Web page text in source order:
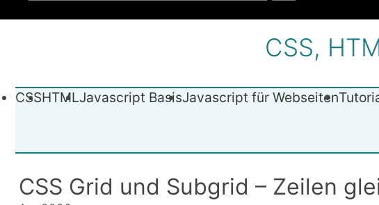
CSS,
CSSHTMLJavascript BasisJavascript für Webseiten
CSS Grid und Subgrid – Zeilen